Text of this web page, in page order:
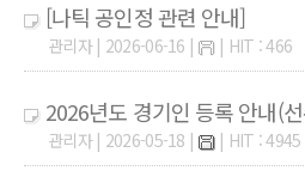
[나틱 공인정 관련 안내]
관리자 | 2026-06-16 | | HIT : 466
2026년도 경기인 등록 안내(
관리자 | 2026-05-18 | | HIT : 4945